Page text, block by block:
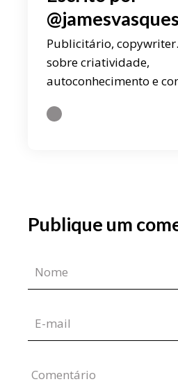
@jamesvasques
Publicitário,
sobre criatividade,
autoconhecimento e
Publique um
Comentário